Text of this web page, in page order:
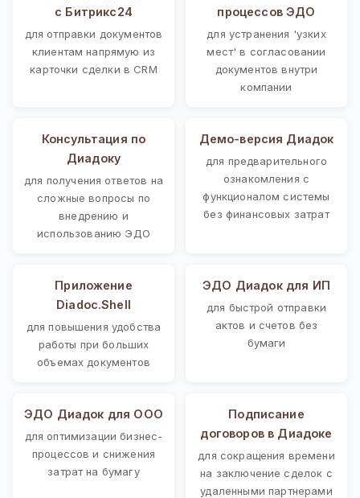
с Битрикс24
для отправки документов
клиентам напрямую из
карточки сделки в CRM
процессов ЭДО
для устранения 'узких
мест' в согласовании
документов внутри
компании
Консультация по
Диадоку
для получения ответов на
сложные вопросы по
внедрению и
использованию ЭДО
Демо-версия Диадок
для предварительного
ознакомления с
функционалом системы
без финансовых затрат
Приложение
Diadoc.Shell
для повышения удобства
работы при больших
объемах документов
ЭДО Диадок для ИП
для быстрой отправки
актов и счетов без
бумаги
ЭДО Диадок для ООО
для оптимизации бизнес-
процессов и снижения
затрат на бумагу
Подписание
договоров в Диадоке
для сокращения времени
на заключение сделок с
удаленными партнерами